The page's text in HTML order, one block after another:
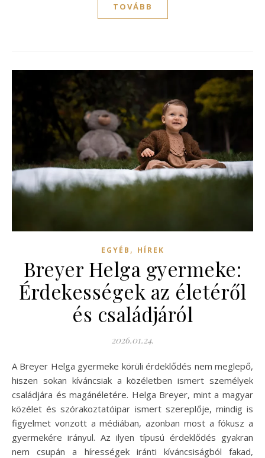
TOVÁBB
EGYÉB , HÍREK
Breyer Helga gyermeke:
Érdekességek az életéről
és családjáról
2026.01.24.
A Breyer Helga gyermeke körüli érdeklődés nem meglepő,
hiszen sokan kíváncsiak a közéletben ismert személyek
családjára és magánéletére. Helga Breyer, mint a magyar
közélet és szórakoztatóipar ismert szereplője, mindig is
figyelmet vonzott a médiában, azonban most a fókusz a
gyermekére irányul. Az ilyen típusú érdeklődés gyakran
nem csupán a hírességek iránti kíváncsiságból fakad,